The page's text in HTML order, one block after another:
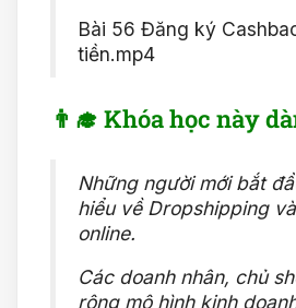
Bài 56 Đăng ký
tiền.mp4
👨‍🎓 Khóa học này
Những người mới bắt
hiểu về Dropshipping
online.
Các doanh nhân, chủ
rộng mô hình kinh